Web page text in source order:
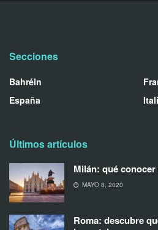
Secciones
Bahréin
España
Últimos artículos
Milán: qué
MAYO 8, 2020
Roma: descubre